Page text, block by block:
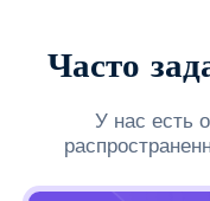
Часто
У нас есть